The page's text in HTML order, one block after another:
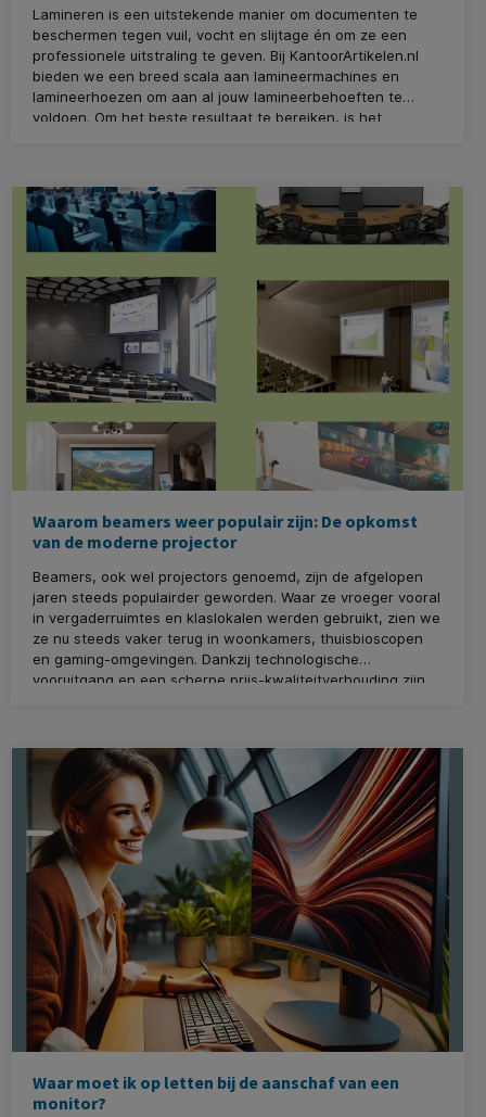
Lamineren is een uitstekende manier om documenten te
beschermen tegen vuil, vocht en slijtage én om ze een
professionele uitstraling te geven. Bij KantoorArtikelen.nl
bieden we een breed scala aan lamineermachines en
lamineerhoezen om aan al jouw lamineerbehoeften te
voldoen. Om het beste resultaat te bereiken, is het
Waarom beamers weer populair zijn: De opkomst
van de moderne projector
Beamers, ook wel projectors genoemd, zijn de afgelopen
jaren steeds populairder geworden. Waar ze vroeger vooral
in vergaderruimtes en klaslokalen werden gebruikt, zien we
ze nu steeds vaker terug in woonkamers, thuisbioscopen
en gaming-omgevingen. Dankzij technologische
vooruitgang en een scherpe prijs-kwaliteitverhouding zijn
Waar moet ik op letten bij de aanschaf van een
monitor?